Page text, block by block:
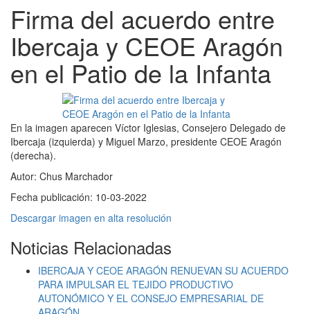
Firma del acuerdo entre
Ibercaja y CEOE Aragón
en el Patio de la Infanta
En la imagen aparecen Víctor Iglesias, Consejero Delegado de
Ibercaja (izquierda) y Miguel Marzo, presidente CEOE Aragón
(derecha).
Autor: Chus Marchador
Fecha publicación: 10-03-2022
Descargar imagen en alta resolución
Noticias Relacionadas
IBERCAJA Y CEOE ARAGÓN RENUEVAN SU ACUERDO
PARA IMPULSAR EL TEJIDO PRODUCTIVO
AUTONÓMICO Y EL CONSEJO EMPRESARIAL DE